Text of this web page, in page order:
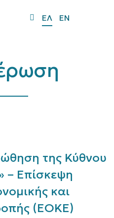
ΕΛ EN
της Κύθνου
– Επίσκεψη
και
(ΕΟΚΕ)